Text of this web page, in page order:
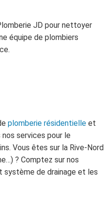
JD pour nettoyer
équipe de plombiers
plomberie résidentielle et
nos services pour le
Vous êtes sur la Rive-Nord
? Comptez sur nos
de drainage et les